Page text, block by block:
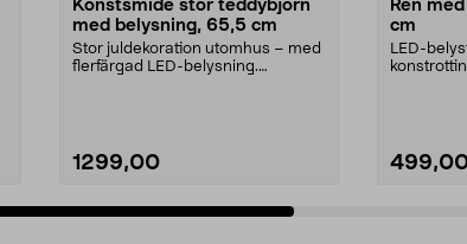
Konstsmide stor teddybjörn
med belysning, 65,5 cm
Stor juldekoration utomhus – med
flerfärgad LED-belysning.
1299,00
Ren
cm
LED-